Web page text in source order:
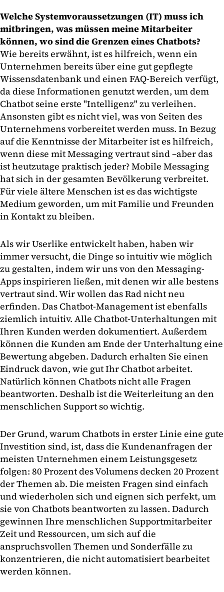
Welche Systemvoraussetzungen (IT) muss ich
mitbringen, was müssen meine Mitarbeiter
können, wo sind die Grenzen eines Chatbots?
Wie bereits erwähnt, ist es hilfreich, wenn ein
Unternehmen bereits über eine gut gepflegte
Wissensdatenbank und einen FAQ-Bereich verfügt,
da diese Informationen genutzt werden, um dem
Chatbot seine erste "Intelligenz" zu verleihen.
Ansonsten gibt es nicht viel, was von Seiten des
Unternehmens vorbereitet werden muss. In Bezug
auf die Kenntnisse der Mitarbeiter ist es hilfreich,
wenn diese mit Messaging vertraut sind –aber das
ist heutzutage praktisch jeder? Mobile Messaging
hat sich in der gesamten Bevölkerung verbreitet.
Für viele ältere Menschen ist es das wichtigste
Medium geworden, um mit Familie und Freunden
in Kontakt zu bleiben.
Als wir Userlike entwickelt haben, haben wir
immer versucht, die Dinge so intuitiv wie möglich
zu gestalten, indem wir uns von den Messaging-
Apps inspirieren ließen, mit denen wir alle bestens
vertraut sind. Wir wollen das Rad nicht neu
erfinden. Das Chatbot-Management ist ebenfalls
ziemlich intuitiv. Alle Chatbot-Unterhaltungen mit
Ihren Kunden werden dokumentiert. Außerdem
können die Kunden am Ende der Unterhaltung eine
Bewertung abgeben. Dadurch erhalten Sie einen
Eindruck davon, wie gut Ihr Chatbot arbeitet.
Natürlich können Chatbots nicht alle Fragen
beantworten. Deshalb ist die Weiterleitung an den
menschlichen Support so wichtig.
Der Grund, warum Chatbots in erster Linie eine gute
Investition sind, ist, dass die Kundenanfragen der
meisten Unternehmen einem Leistungsgesetz
folgen: 80 Prozent des Volumens decken 20 Prozent
der Themen ab. Die meisten Fragen sind einfach
und wiederholen sich und eignen sich perfekt, um
sie von Chatbots beantworten zu lassen. Dadurch
gewinnen Ihre menschlichen Supportmitarbeiter
Zeit und Ressourcen, um sich auf die
anspruchsvollen Themen und Sonderfälle zu
konzentrieren, die nicht automatisiert bearbeitet
werden können.